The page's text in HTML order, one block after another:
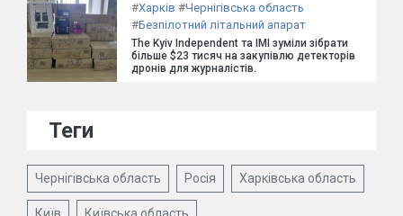
#Харків #Чернігівська область
#Безпілотний літальний апарат
The Kyiv Independent та ІМІ зуміли зібрати
більше $23 тисяч на закупівлю детекторів
дронів для журналістів.
Теги
Чернігівська область Росія Харківська область